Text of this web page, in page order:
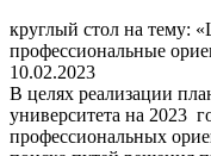
круглый стол на тему:
профессиональные
10.02.2023
В целях реализации
университета на 2023
профессиональных